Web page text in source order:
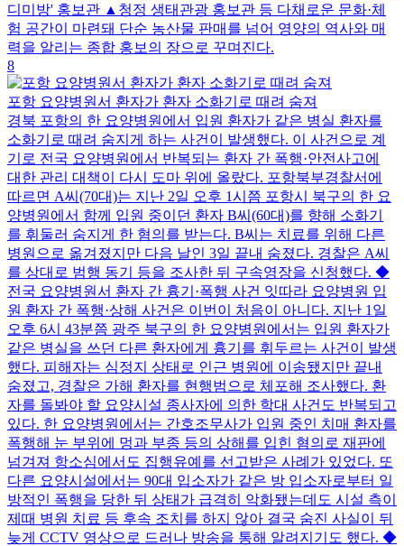
디미방' 홍보관 ▲청정 생태관광 홍보관 등 다채로운 문화·체
험 공간이 마련돼 단순 농산물 판매를 넘어 영양의 역사와 매
력을 알리는 종합 홍보의 장으로 꾸며진다.
8
포항 요양병원서 환자가 환자 소화기로 때려 숨져
경북 포항의 한 요양병원에서 입원 환자가 같은 병실 환자를
소화기로 때려 숨지게 하는 사건이 발생했다. 이 사건으로 계
기로 전국 요양병원에서 반복되는 환자 간 폭행·안전사고에
대한 관리 대책이 다시 도마 위에 올랐다. 포항북부경찰서에
따르면 A씨(70대)는 지난 2일 오후 1시쯤 포항시 북구의 한 요
양병원에서 함께 입원 중이던 환자 B씨(60대)를 향해 소화기
를 휘둘러 숨지게 한 혐의를 받는다. B씨는 치료를 위해 다른
병원으로 옮겨졌지만 다음 날인 3일 끝내 숨졌다. 경찰은 A씨
를 상대로 범행 동기 등을 조사한 뒤 구속영장을 신청했다. ◆
전국 요양병원서 환자 간 흉기·폭행 사건 잇따라 요양병원 입
원 환자 간 폭행·상해 사건은 이번이 처음이 아니다. 지난 1일
오후 6시 43분쯤 광주 북구의 한 요양병원에서는 입원 환자가
같은 병실을 쓰던 다른 환자에게 흉기를 휘두르는 사건이 발생
했다. 피해자는 심정지 상태로 인근 병원에 이송됐지만 끝내
숨졌고, 경찰은 가해 환자를 현행범으로 체포해 조사했다. 환
자를 돌봐야 할 요양시설 종사자에 의한 학대 사건도 반복되고
있다. 한 요양병원에서는 간호조무사가 입원 중인 치매 환자를
폭행해 눈 부위에 멍과 부종 등의 상해를 입힌 혐의로 재판에
넘겨져 항소심에서도 집행유예를 선고받은 사례가 있었다. 또
다른 요양시설에서는 90대 입소자가 같은 방 입소자로부터 일
방적인 폭행을 당한 뒤 상태가 급격히 악화됐는데도 시설 측이
제때 병원 치료 등 후속 조치를 하지 않아 결국 숨진 사실이 뒤
늦게 CCTV 영상으로 드러나 방송을 통해 알려지기도 했다. ◆